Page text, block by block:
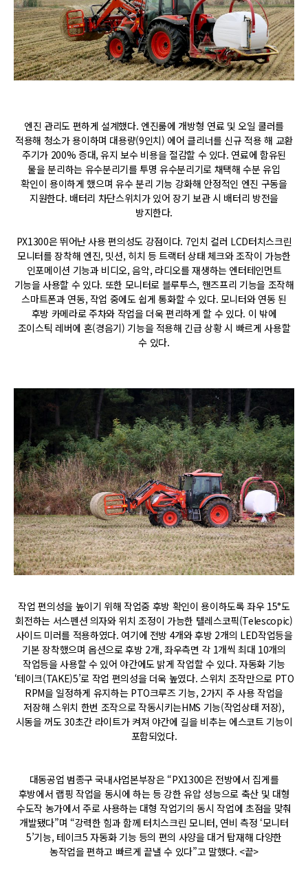
엔진 관리도 편하게 설계했다. 엔진룸에 개방형 연료 및 오일 쿨러를
적용해 청소가 용이하며 대용량(9인치) 에어 클리너를 신규 적용 해 교환
주기가 200% 증대, 유지 보수 비용을 절감할 수 있다. 연료에 함유된
물을 분리하는 유수분리기를 투명 유수분리기로 채택해 수분 유입
확인이 용이하게 했으며 유수 분리 기능 강화해 안정적인 엔진 구동을
지원한다. 배터리 차단스위치가 있어 장기 보관 시 배터리 방전을
방지한다.
PX1300은 뛰어난 사용 편의성도 강점이다. 7인치 컬러 LCD터치스크린
모니터를 장착해 엔진, 밋션, 히치 등 트랙터 상태 체크와 조작이 가능한
인포메이션 기능과 비디오, 음악, 라디오를 재생하는 엔터테인먼트
기능을 사용할 수 있다. 또한 모니터로 블루투스, 핸즈프리 기능을 조작해
스마트폰과 연동, 작업 중에도 쉽게 통화할 수 있다. 모니터와 연동 된
후방 카메라로 주차와 작업을 더욱 편리하게 할 수 있다. 이 밖에
조이스틱 레버에 혼(경음기) 기능을 적용해 긴급 상황 시 빠르게 사용할
수 있다.
작업 편의성을 높이기 위해 작업중 후방 확인이 용이하도록 좌우 15°도
회전하는 서스펜션 의자와 위치 조정이 가능한 텔레스코픽(Telescopic)
사이드 미러를 적용하였다. 여기에 전방 4개와 후방 2개의 LED작업등을
기본 장착했으며 옵션으로 후방 2개, 좌우측면 각 1개씩 최대 10개의
작업등을 사용할 수 있어 야간에도 밝게 작업할 수 있다. 자동화 기능
‘테이크(TAKE)5’로 작업 편의성을 더욱 높였다. 스위치 조작만으로 PTO
RPM을 일정하게 유지하는 PTO크루즈 기능, 2가지 주 사용 작업을
저장해 스위치 한번 조작으로 작동시키는HMS 기능(작업상태 저장),
시동을 꺼도 30초간 라이트가 켜져 야간에 길을 비추는 에스코트 기능이
포함되었다.
대동공업 범종구 국내사업본부장은 “PX1300은 전방에서 집게를
후방에서 랩핑 작업을 동시에 하는 등 강한 유압 성능으로 축산 및 대형
수도작 농가에서 주로 사용하는 대형 작업기의 동시 작업에 초점을 맞춰
개발됐다”며 “강력한 힘과 함께 터치스크린 모니터, 연비 측정 ‘모니터
5’기능, 테이크5 자동화 기능 등의 편의 사양을 대거 탑재해 다양한
농작업을 편하고 빠르게 끝낼 수 있다”고 말했다. <끝>